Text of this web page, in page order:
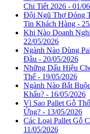
Chi Tiết 2026 - 01/
Đội Ngũ Thợ Đóng
Tin Khách Hàng -
Khi Nào Doanh
22/05/2026
Ngành Nào Dùng
Đầu - 20/05/2026
Những Dấu Hiệu
Thế - 19/05/2026
Ngành Nào Bắt
Khẩu? - 16/05/2026
Vì Sao Pallet Gỗ
Ứng? - 13/05/2026
Các Loại Pallet Gỗ
11/05/2026